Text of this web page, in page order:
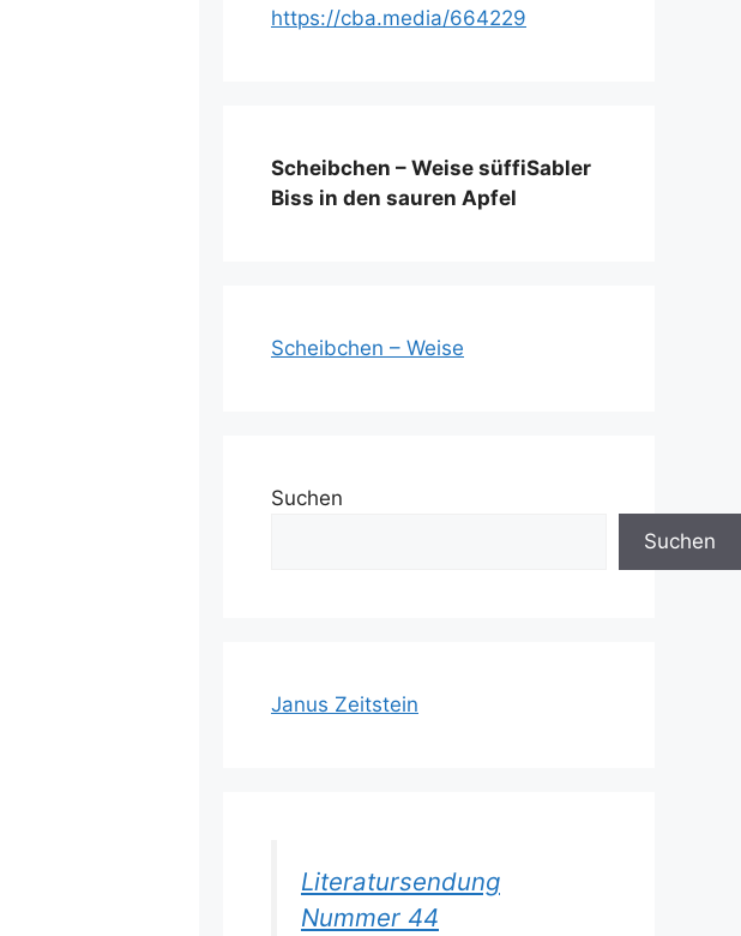
https://cba.media/664229
Scheibchen – Weise süffiSabler
Biss in den sauren Apfel
Scheibchen – Weise
Suchen
Suchen
Janus Zeitstein
Literatursendung
Nummer 44